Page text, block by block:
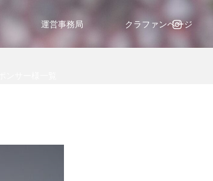
運営事務局 クラファンページ